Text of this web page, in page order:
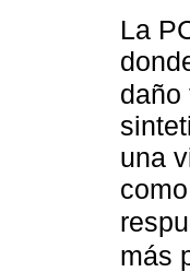
La
daño
una
más